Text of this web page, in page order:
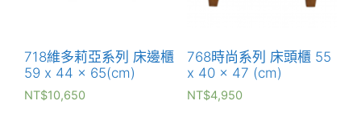
718維多莉亞系列 床邊櫃
59 x 44 x 65(cm)
NT$10,650
768時尚系列 床頭櫃 55
x 40 x 47 (cm)
NT$4,950